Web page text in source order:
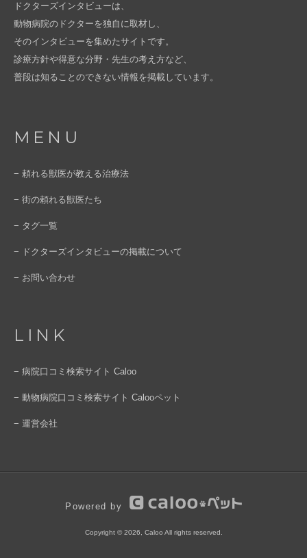
ドクターズインタビューは、
動物病院のドクターを独自に取材し、
そのインタビューを集めたサイトです。
診療方針や得意な分野・先生の考え方など、
普段は知ることのできない情報を掲載しています。
MENU
− 頼れる獣医が教える治療法
− 街の頼れる獣医たち
− タグ一覧
− ドクターズインタビューの掲載について
− お問い合わせ
LINK
− 病院口コミ検索サイト Caloo
− 動物病院口コミ検索サイト Calooペット
− 運営会社
Powered by
Copyright © 2026, Caloo All rights reserved.